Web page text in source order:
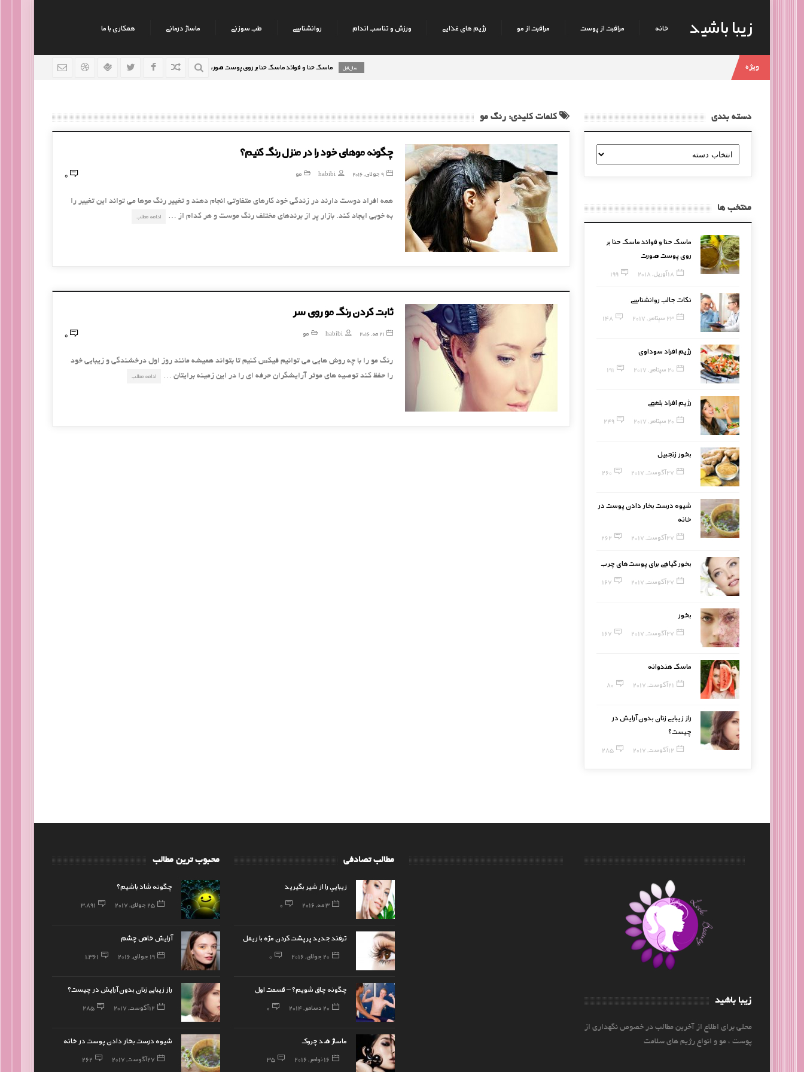
زیبا باشید خانه مراقبت از پوست مراقبت از مو رژیم های غذایی ورزش و تناسب اندام روانشناسی طب سوزنی ماساژ درمانی همکاری با ما
ویژه ماسک حنا و فوائد ماسک حنا بر روی پوست صورت نکات جالب روانشناسی
کلمات کلیدی: رنگ مو
چگونه موهای خود را در منزل رنگ کنیم؟
9 جولای, 2016 habibi مو 0
همه افراد دوست دارند در زندگی خود کارهای متفاوتی انجام دهند و تغییر رنگ موها می تواند این تغییر را
به خوبی ایجاد کند. بازار پر از برندهای مختلف رنگ موست و هر کدام از …
ادامه مطلب
ثابت کردن رنگ مو روی سر
21 مه, 2016 habibi مو 0
رنگ مو را با چه روش هایی می توانیم فیکس کنیم تا بتواند همیشه مانند روز اول درخشندگی و زیبایی خود
را حفظ کند توصیه های موثر آرایشگران حرفه ای را در این زمینه برایتان …
ادامه مطلب
دسته بندی
دسته
بندی
منتخب ها
ماسک حنا و فوائد ماسک حنا بر
روی پوست صورت
18 آوریل, 2018 199
نکات جالب روانشناسی
23 سپتامبر, 2017 148
رژیم افراد سوداوی
20 سپتامبر, 2017 191
رژیم افراد بلغمی
20 سپتامبر, 2017 249
بخور زنجبیل
27 آگوست, 2017 260
شیوه درست بخار دادن پوست در
خانه
27 آگوست, 2017 262
بخور گیاهی برای پوست‌های چرب
27 آگوست, 2017 167
بخور
27 آگوست, 2017 167
ماسک هندوانه
21 آگوست, 2017 80
راز زیبایی زنان بدون آرایش در
چیست؟
12 آگوست, 2017 285
محبوب ترین مطالب
چگونه شاد باشیم؟
25 جولای, 2017 3,891
آرایش خاص چشم
19 جولای, 2016 1,361
راز زیبایی زنان بدون آرایش در چیست؟
12 آگوست, 2017 285
شیوه درست بخار دادن پوست در خانه
27 آگوست, 2017 262
مطالب تصادفی
زيبايي را از شير بگيريد
3 مه, 2016 0
ترفند جدید پرپشت کردن مژه با ریمل
20 جولای, 2016 0
چگونه چاق شویم؟ – قسمت اول
20 دسامبر, 2014 0
ماساژ ضد چروک
16 نوامبر, 2016 35
زیبا باشید
محلی برای اطلاع از آخرین مطالب در خصوص نگهداری از
پوست ، مو و انواع رژیم های سلامت